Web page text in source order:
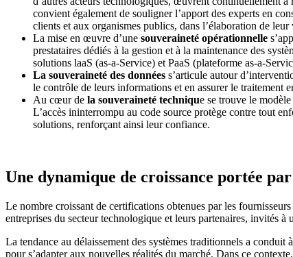
convient également de souligner l’apport des experts en
clients et aux organismes publics, dans l’élaboration de
La mise en œuvre d’une souveraineté opérationnelle
prestataires dédiés à la gestion et à la maintenance des
solutions laaS (as-a-Service) et PaaS (plateforme as-a-
La souveraineté des données s’articule autour
le contrôle de leurs informations et en assurer le traitement
Au cœur de la souveraineté technique se trouve le
L’accès ininterrompu au code source protège contre tout
solutions, renforçant ainsi leur confiance.
Une dynamique de croissance portée
Le nombre croissant de certifications obtenues par les
entreprises du secteur technologique et leurs partenaires, invités
La tendance au délaissement des systèmes traditionnels a
pour s’adapter aux nouvelles réalités du marché. Dans ce